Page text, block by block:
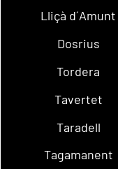
Lliçà d´Amunt
Dosrius
Tordera
Tavertet
Taradell
Tagamanent